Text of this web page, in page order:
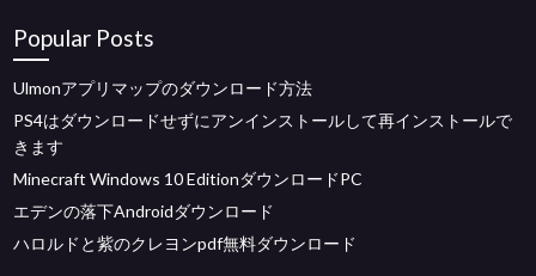
Popular Posts
Ulmonアプリマップのダウンロード方法
PS4はダウンロードせずにアンインストールして再インストールで
きます
Minecraft Windows 10 EditionダウンロードPC
エデンの落下Androidダウンロード
ハロルドと紫のクレヨンpdf無料ダウンロード